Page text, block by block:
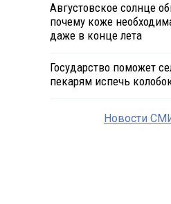
Августовское солнце
почему коже
даже в конце лета
Государство поможет
пекарям испечь
Новости